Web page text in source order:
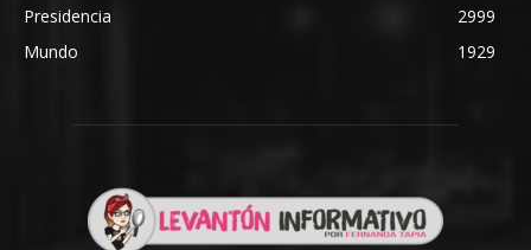
Presidencia
2999
Mundo
1929